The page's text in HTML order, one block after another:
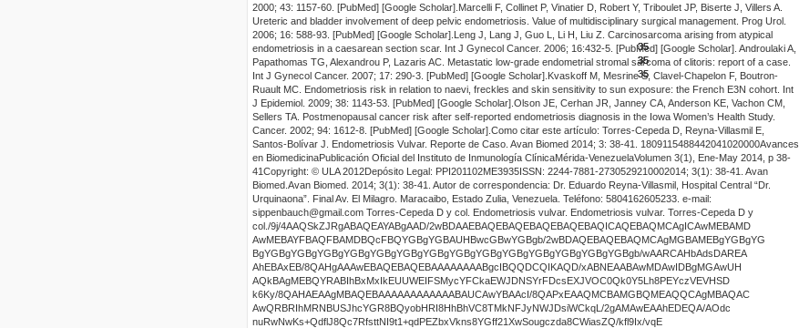
35
35
35
35
35
35
35
35
35
2000; 43: 1157-60. [PubMed] [Google Scholar]. Marcelli F, Collinet P, Vinatier D, Robert Y, Triboulet JP, Biserte J, Villers A.
Ureteric and bladder involvement of deep pelvic endometriosis. Value of multidisciplinary surgical management. Prog Urol.
2006; 16: 588-93. [PubMed] [Google Scholar]. Leng J, Lang J, Guo L, Li H, Liu Z. Carcinosarcoma arising from atypical
endometriosis in a caesarean section scar. Int J Gynecol Cancer. 2006; 16:432-5. [PubMed] [Google Scholar]. AndroulakiA,
Papathomas TG, Alexandrou P, Lazaris AC. Metastatic low-grade endometrial stromal sarcoma of clitoris: report of a case.
Int J Gynecol Cancer. 2007; 17: 290-3. [PubMed] [Google Scholar]. Kvaskoff M, MesrineS, Clavel-Chapelon F, Boutron-
Ruault MC. Endometriosis risk in relation to naevi , freckles and skin sensitivity to sun exposure: the French E3N cohort. Int
J Epidemiol . 2009; 38: 1143-53. [PubMed] [Google Scholar]. Olson JE, Cerhan JR, Janney CA, Anderson KE, Vachon CM,
Sellers TA. Postmenopausal cancer risk after self-reported endometriosis diagnosis in the Iowa Women’s Health Study.
Cancer. 2002; 94: 1612-8. [PubMed] [Google Scholar]. Como citar este artículo: Torres-Cepeda D, Reyna-Villasmil E,
Santos-Bolívar J.
Endometriosis Vulvar. Reporte de Caso Avan Biomed 2014; 3: 38-41 1809115488442041020000Avances
en BiomedicinaPublicación Oficial del Instituto de Inmunología ClínicaMérida-VenezuelaVolumen 3(1), Ene-May 2014 , p 38-
41Copyright: © ULA2012Depósito Legal: PPI201102ME3935ISSN: 2244-7881-2730529210002014; 3(1): 38-41 Avan
Biomed Avan Biomed 2014; 3(1): 38-41 Autor de correspondencia: Dr. Eduardo Reyna-Villasmil Hospital Central “Dr.
Urquinaona”. FinalAv. El Milagro . Maracaibo, Estado Zulia, Venezuela. Teléfono: 5804162605233. e-mail:
sippenbauch@gmail.com Torres-Cepeda D y col. Endometriosis vulvar. Endometriosis vulvar. Torres-Cepeda D y
col /9j/4AAQSkZJRgABAQEAYABgAAD/2wBDAAEBAQEBAQEBAQEBAQEBAQICAQEBAQMCAgICAwMEBAMD AwMEBAYFBAQFBAMDBQcFBQYGBgYGBAUHBwcGBwYGBgb/2wBDAQEBAQEBAQMCAgMGBAMEBgYGBgYG BgYGBgYGBgYGBgYGBgYGBgYGBgYGBgYGBgYGBgYGBgYGBgYGBgYGBgYGBgb/wAARCAHbAdsDAREA AhEBAxEB/8QAHgAAAwEBAQEBAQEBAAAAAAAABgcIBQQDCQIKAQD/xABNEAABAwMDAwIDBgMGAwUH AQkBAgMEBQYRABIhBxMxIkEUUWEIFSMycYFCkaEWJDNSYrFDcsEXJVOC0Qk0Y5Lh8PEYczVEVHSD k6Ky/8QAHAEAAgMBAQEBAAAAAAAAAAAABAUCAwYBAAcI/8QAPxEAAQMCBAMGBQMEAQQCAgMBAQAC AwQRBRIhMRNBUSJhcYGR8BQyobHRI8HhBhVC8TMkNFJyNWJDsiWCkqL/2gAMAwEAAhEDEQA/AOdc nuRwNwKs+QdflJ8Qc7RfsttNI9t1+qdPEZbxVkns8YGff21XwSougczda8CWiasZQ/kfl9Ix/vqE sRbESqdL2svCTGfEgrW6hDQ+aiD/ALazU8b5dlF4DhoiCkVGMwFlL2Cgckn/AG1VFTSxuvdCPpnO 2RBBulLi3EF1XCyMjGP99O6aQcMgoWTCqid12208fwh+6a+kNJbad9bshKVqJ42HOf3115Dm6Id2 E1I5j6/hDEGvSaXLDIUVQnCOFcnOdDuiddUOoJgdws++mYlaS1WZTqIVcp6c0xlBx3Ej3ONSjppJ dlGcGnPaCJOld7onQ0RJsgipMpKZDav8wPt+2NXSUE0YuSPfkqI5xK61iqMptSS/H7aiAoYCNv8A 11yDLESHI/gua255rfjDsrypaVAg7cHOr+JGOSjwjlRBCIJBeKVIA/KDr3GjOy5wTZHEJhobdqQo 5/hGdCtpHA30Sd81yjJuU3Tqc27whSgr0Eerz76LjiyhDPBcEMsSHajNJV6kFQxgePnnVhiMny8l Q5/A1dzWhKhrXlDSdvbT61LGB/TVToHtJ1V8NZH0KwGGgFuqdScI8jHkfTVLgmTK2K2xQlc0xTJC 1/4IUAko/i+gz76PERy3VPGa5y5lNNs0wvkkpcQFKx+YZ9j9dVOysVrbu2XlTks0+OmQjuF97lBA 9IB5550LLlmFmq2xhF3LrRIkOOd85LrgwSfy40G5pZupteHGy4J9aDBEVbzbLquEJUfJ0O6ZreSv ZA940QjWK61RkKkuyYzDqUZcW6EI5+mVbj+w1OKlnndcbFGuhMTASQklWeoNwVmSqLbtEfkOLyFV yqvmLAbPzCtpJV7+MeNM24dPHqff0QLqyFpsg2LDtSBcUKrXvWnr0rjJKmaQw18U2hfGChAG04+Z wRq+midNNkboe9UVsrX0+nUJ1ffXUSpLU5bNrwKFEfUkRK1cSu8+0j27cUYQP/m1oqcSU41KVtDy dEapseRcEZhF6VqoVyegjvMd4xYyv/7aARqc1YCrm08pOiOqRadAoEbsQadDjspThqMzHCe0PkFe T8+fnoF9eGjL7+6MjpJgBqFtpeUUobKwGmeEFQA25+vvpbUSyy7FGRxPaNV4qmIaWN6FuIB/M0AR /wBNL2RzskzOPZ81bLbhHqtxCm6mwhpQUUgcBA9Q0UHNdsgybLRAXCESOQVuA/jtNjJOrmxOdspD qiUynNoS8EhG0bQTyBj3Grg6ONuU7qkysa6xWcl5CXlpDrqUu8AI8cfPnVEhzbK1pa46BeRUyXVL b7ZeaPpVIVhOfrjOhWxva+5OiIZTulcGhf6uuTkYaQ802r5sqO3RQZmO6udh8g9/wv1EnBUpgySp 5xxJWFuHkAHn/bVzaV7uYVJpy1HDNWhuNNOuyWmVKaGwP8FQ/wAoxnnVUsRidYqhwyOQVVK/uqKY u12IlxeGkSUhO4/PgnjGq1wlezK2TJS28tTTrY3IUv8AKT+upM+YKJNwQu2Y4zOW0hLhJR5weDo5 VcNyIqPFQzGfeWhZUknYs+MZ15e4bl0u1eDDbU69MT3yj0RmASVfX5aolmjjdYhd4TyhmNX62taz GtmdKjrJ/GUlCU7f13a82aN/JVP7G66KJErK6w8ipSU01D6SuGyAVAAc7VccH24zq0FpF1SZW3sj N55CO2kZS5/xFf76qfLGRYKrhPXo1LZVIS0Cc7uDxgfroN7S4aLoieVovVH4aLKaCm+2kguknyfb b/Xzr0MogJDua7wnIYclzatLVAacegwm4pcef8OEBOQEY8848440zY3iNuFzgvWnRIMONE+MLr6n VrIS4vBWP150NLUNhOq9wXrukPl+IthOHGohyCjkqP01e7sBeED3LnVU4zAQ9MfQwUNjLagd2Mca CkxCGI6g+/NXNopXcwlPX7w+KqDggLfdbRwt1KeE/LPPjQxxSGU6A6e+qY0WHTku1HvyXRDmPltM qR3OBlD6SODj9dSbVB55ot1C9g1t78l0/wBpZ5bbZjpLzqV/irX4KdWhxcqDAQV6VGryOy2mRlcl wjCGBlIH74+mq3iSRFODLIhpUNqBGVOeYCUraBU66Rkk+w0bR0sTXdoXS2ewWlHqDDCC4HO4HU5A bHpAz/vrTNmoYWdlpv4BKKmMyNAG91myag13nMlZyc5TjHj9dVGoicb2Uo6eTIF8PYFUfDIDu/Jd 9/lpMvtElOGmwRK2txTYdSdwV5APONeQEsJWvTaq80tCGkEZUASRjVcwzREdyAdBqtGrSFvx/BC8 eR40lEBsvcEpTRH6hGqb6C+8sOPqIStXpAzrvBcu8G4Rwam+22F9tQWkgFTIyP3z7661nD0REEIy rNfddqTa0pK0vNZWhLvnj5fz1K4KqlgWZHqqpTbkWcHY0hskIUsAA/LHOuHZLXwW1S4lXahd0tLq dQQV0hrYyh1WELSP9zoqjGqAkpDUXWpKviPR63b9ZpsdDUaqntykJ/P3t3nGcYxj30fUglig3CzF rb36KsLTrcp1ltx1SlFxeTtORpLbtFWmK4A6Jxx6luQjKlZ28qP6alYlc4BW/S6kmQvYl3aRwe4r jXNAumE22TNpFRLagUq38+xyNFrM8EgrYqcr41RRvKCAnIJ415REJC7KWtmIAlGS86AArjA/XREF tUHWQGzUUvSmyhlrgFeA4vAxjXJtFVDCUJVRbTb6VM7i2SO5nS6RMWQaJS1dp66K0haXe3RKQ5lp DJ9SnAec+3n66bAnIEO0dpFVWYWabgBtBdbTsSk+w+fGgptUdCs2OlCorQWUAtN/xkAZ0G05SjHs Mgsg2v3MKCFOyZMaJHQkqU/JeCGwkeSVHgD99ecwSKIiy6qSK99oeJPq0yl2Lm6JKFkSZrTBcQ2r 5NqTnJ1W6jLxspiVrEBYrTlTfr94ym48yY1mlwK1KW5NSpX5e3HAKQB/qUCPlp/QwRNa0IOsrZS2 wT0svprMuhmFKu2q1eewE5jQPjyyz2/ICmUjBP76dvig4aRCSV70/KPaNt0iQx8DTYsD4cABUeKk Ej6qJzpOOFTz5gncUE0rLFF0yXBjTFSw6y2lDSvUQHR4+uMHUZa3RGRURXkzXkPsh5tPeax/7wg+ oaXSVt0xjodNl7s1ltQb3OOFDn5FuAZV/XXmv4jbqL2ZHWW8hhUqMvakobWtJK18ZH01MqJ3RAYM BUJtDH4am0gPKkcZP0xnVFQ7LCVwtzCyHn6ixSV/3N3vOg8pbwcaFjnC9wLlEFKkyHVmZMAVLV5c Ry3/AD8/00winsucG2i7J0/L7mHEK9IztOR41Nxzm6h8FmddZxlobSrfJaC3T+F6jwR89RRsVDbl 79Fj1GS92trLqVLUBuUk8HVM5IiJCYw0mV4NkKy6vLYWGGlKW+vwToKOWa6IlgNkaUBc2ZUojr+E tMxdjjKj6yT7geMfvphFLMl0kGqOmWoMQb5S477jScIaWv8AKfmNWvc5xuUDJAcyHH683UKiWVRG 3VRxuRJWn1AZxgfz1Cyr4AK3+/FVGdWQ0VmOrep44KR80+edSacpuvcCywRKahPMbZKVuPqwlhJJ WkfMj5amZ17giyKZ9XqaIYiRFspSoALWVHCh8xxrnxBtuvCELzgLSmP2lbHHlne44tGQD9Doaofn eF4QWCOqTPjriLazsV4Cg5gZ1OI2CEmg12XrU3nGX4Uhtaz2gA6UICvT7+T40wb2moIwWcFwTnVy lKchhTjSD6nBjaNR4Pci+AVzQin1uqdS4pxzDfaVnH668YOi5wStJ1jvutRnHPw2JCFTVBX504ON v/1xqianFwV3gFaD60Ba1tlCEBwJaHG7t+MH664yoyCy7wD0WSqS4VTWGipKUDLQI4yfljUHsM6j wCuKRV00iIlCnkiRs/FbUeSfpo2Q5gpMg1S8kuVOpKcqUuc80y8o7IqEAlITwP540rmps6YRQ6IT lvvOb4qFKSw4cOqS2ErI1TDQEOPv9kxp48t1qxpMhUePCD6+wlQACvJ499MIaHuXJhomJSEw4wbS 6UFxf8Z8D9dMY6I29/hL5L3XRKWlhS8KguMkn1qJ3D9BjUvgcuqiSShgzJTakNomuzUF1RVHXyna fGNS4WQqs02cL2euBynJebcaSXVjgJPpSn65+uNERNMhsoHDyTe3v0S/cuGprcWoqUdyzy3yn9tX fDhWtoyG7L5Uu72m8rSskf5BpQvp0P6kVytKnVdLaHEqS6MowkqSMef115DSta1fpNQdS8FIIAKx g+3nXC3Pp1QLi3NZajtdIaKHFbiPdI41W6ke0KPYQVXKw3TnETXEqAUn0pQAVHP76oMeVd7Nl60+ 4ZUhG4hDLT53ITJdSFEfMAE6oewuOivhy5StAPVJDwktdhSEj8yZCcagYjfdeezMsmuPPzyXmkH4 1AP+GobMge+Drphc4croN9I8gqY60+upIra5aEtVmBJJb2HKVYPgEZ/20XFA+Deypo6fJ8yGRfsW Rb4EwS4tSo9ZS48Ho+1sIwOEkn6a9UTty2TOWlbMyzdFcVm9UaA3RmDIrUJlamG1t92QkZBH6+dL WkFxKTT0EtK8B1jm6Ixh9ebOJcZcuCKgoBBWZCAkEf8Am1K7VZHh80jdPf0W5R+sNruvlbV00kJJ HC6k2D//ANa9cBVy0kkY1VP2deVPnRVPtT2ZKU4JUxJQv+gVn+mjzC8LJ8FGjFYM9YeiuKcbc43K G3BHHIOD/TVLnZN13gooiPuslSlr7mANqmwrGf1IH9NdiqGNO26CrYTYIhZkqeaLi1EhKeQPzaJs ZhcIVjcqHbmmqp9tTZqCe42CUKOgJ4yxFsmjaNQUGWk63HpqUFwKQ8vuSMnklXJx/PTanj+IYMpH mhGwyOedF6Vi4E4cUl3bHaAS2lYwT/00prpRTPsQTtsmUFHIeYCR/UDrLQbGiJdqKzUHFLAapMIp ccdUfCSArIHvnxxqEMMk4uNPFHPj+Gbmcb36KR77rEi9jJq/Um4k0OyXmD8FZUR/c6+hQ/wygeo7 hxgZ+mihCY90O8iXYJg26KNEtqlq6bM0ygwnm8b005cdxkAfmJUjJV+urW1EDNwqHUcz9rfVbFsQ rTp89VUqr5uOvynC49VJ61OrU6o5UopxhJJzwONLW4kGTne1/fNFuwWeSIG4+v4VB0W4G45S6ygJ bU3kpabUef3HGmH91D22F/fmqW4M6F13Ee/Jf87dD7spbKHUgOpPJBSAP1PGfpoTPNI7dNmRxZco GqyXTOlMSlurLUJpRz8Q8EKUfpk8jUJIJnDQ/dEsia06rjZqT8WMRElYOOGkk7NCuoqhxvcfVFNf EOS7berj7MxUmUtUha15VHz+Eg/JOfbjXDiEFGOG8G46f7QU9HJNKXgixTebvJ+az2Y7SkFtQGwA Y/bXY8XppXWAP0/KFfSSN3IWzUqstyKwlhZKygB1KDzk8aMmaZ6U5e5VZeFqdkEJEiBUfxXkqW8M grUdo/XSYh8J1RkMfG2RB/aaU3T2ozCgtSlALUj30ZBOH9Ve+kezeyJIAlv4cU26WltjhSec4508 gppJIgQQhDWQQPyEG/kuKaw8ytextS1PHCN38JH/AOdW/BSnmEfBVQEbH6IVdYq7UgOpcVvSvLaN x2k/XXhQSPOW4199E0jlifYAL2nxKi1257MRyY+lI3NRRuOf3xqwYYY97e/Jdky21W+3e1PW4xKg pmszUNpbejyaetshQGFc4x5zznUhHDHyS6XLfULXQt2U18S+4txx85KmTlIB9j9dCVDmOk7OyEMZ cbhd4jqZZD0YZeKsOFX+X/7xqjRR4Lgvyh1zBcfJ7TQ3Ot55UkeQNceewVNtO6R4HVeNLlJddfq8 iN3Hyrtx0JGQEfM6FbmI0V8mGyxjUj35IwZcdldtog7UJAxj5aubDI4aIGUNi3RKzTkIYU8BjAAU Mc51cyhneL3CpEsbgvamtuR0qUlsrKl8bhxjRDKSVnRVOyORjFjGW2VSNycDhKfB+h0U2JzQhnRc 77IcrFDkuqCaTJkRQ7xJaBwkj/SRoiJzJtlWKqFx2P0WpRqC1TYi+4tbvZaIAJyoK85P89XPhyNu Vc2Rr+RWEJ/YDpeeT3XFHgK9tLqmphZoQiY4DKLjkspVWUqQ2hbZeZKsEKVtTn2yf1xpLIySV12m y6+B7F7VlVUQtqVTJLMVmOnMxprKlKH+nj/fGmtKzht7SpNmlY6wh6GX5uHCr8khahk/tnOpgFWM iKzxlEFS3H2kMtBRJedCVEefy5z/AD1INZzTGGIpfJuCny5jkeEpxxxlf94ygYAPAx/LV0TWEq94 MbUVtOxm43eUlzuoTlO0e+jI3RtKGkBcvd6rQKTTXqjWpYisJLaWXFL/ADlwgJ25/UaJFRA3l9kI 6B5Xou8aZOQhuItt4hIBKcHOjHNjLUS3C6m1yR9fwh776U1VHFIKEf3dOEj8oPP9dL5QLotlBI33 /CG6rdDPxKW5zxQpxza4tAynZ9PrqiGaOmcS7noiDSkN2WWu76EwstNzm9jfCdyTnR4qIXC64KR5 UTT6CpxsFttGNo/n/LSBMoawMjtdZzFupUk91skAfhhHz15T4+dDVZVGogU7JWGENJKiHeMga8DY 3UQ3OQEpq7fLzCkhhhLHd/wC+AA58tuM65JPYIngXKXNSmXJW3lJdfcpUYn1fD5Wo/scY/Y6XSzh e4F9F40+0NyXe/Vao+FvZ7hfIUOPYZ1QJgr4oLNXBUrQuuElyXRazJfYbQSqJImrCij3IABGdd46 t4PcvC3mblqIJg3LOiTW3AHID4yvOeePlron1XDCbbISqo6iUi4KlTmYFOrC9oeddcWWCtB5IThJ 50Y6fMUHwciHq3ddKEaoQbgokihyZrY3/HKK2w4PqPbVeTOrGvDN1R3TWl0up2zHlQUx3kvx0AOR 2kpBKR75BzoGrhewiytYyOpcCeS94lvOMVdY+GHK1hO9lC0+/wDCUDQtp01ZTxMYnjZtg0qpvBqb SGnXFeCITSR/ROuETJDXPha5PON0Kokdoy6ZVarQqggZbdpTm1AP6Z1pn6BYvgm+y1IbvVmxGO9D mNX9CbzugzkhEtSPooeSPbONL5tV4wI7t/rrbtQSimVeQu16+s4/s/WXShQV/oKvT/8A7aFPzhUT 0peAmrSLpL6yEyUdpPLigrcgDHuoZT/XTenF2Ic0R5IU6nX5TqXZFSkTajHhsIQrLr7yUpP6HOg6 te+DI5KYf/1R2nDpqGKRLfrEoMJSlqlwFu5UB/m/L/XSyCump3EHZaN2FwNiBtrYe9lNHUf7WF3U wH4K030yHB+AzVZgQ8rPjDTZUMfIkg/MDTqKnbXG59/dJ6lhi+VI+07e673xdjN+XZOptsxpoV8N TnoapDqWjylSEcJz48q0wqWRU0IDUFTCWqkLXctU2pPRy5RVBWz1QqwnvpIW45SWlIT/AJdqFFQT jjSeWawTaKiN9vfos26KRetNT8BRrvqFScdxtkv01nA+fpCcaXST3R8VFpstO2LG6gB5D7lzstqI BAk0nBP8l4/kBpcTmkumQpiGBP2kUjqNDaIcuSF2tuE4o6iSce34njR0aBnhKLLfoV0YkmqVyPJL 7ag126WUbSffcVnB/bTCIG6oihtIi6BYEFKGXX6rWam+VZdaqMwraCvIKU59jq8IjguTB+448OnL KnB3cZAKjnOuLvCNlzUCA2+4PWEKUTnugj+XGs1iNHLJUucBoVIjKyyaFLpLsQrebDbq1OJSlCVg qIOckDVNHQT8Tb7oGbVFvw0OK8eXEvhG54OoIAJ1tKahl4NyNPfcl1RfhlCtVLcp8nC+4nwrHH89 LquiN9vfoj6DULhhxVxDHbQnetSxgHnXKShddMZ9k6Is8w4jTb6UdxLY5SOOf106DhB2EilpuJMX WQ/NrBLgVtCkoUcJA5OvCdN6OiJA09+iF6pdMOE4yhbraZLysMRzjcTg+2rGT2kCdR0Ra0FfmmV1 b73cRKIPu0gAnRRmDl58C25lS3tB1aZbj6TyXngUY/lqox59kukhOtlhyr2o9P8Aho701intyFEE yEkDue5yAdCyQFrtlQKe4Xem7YhSG6fKE1YX+L2E5Gz5jOPfGocEdFM04K0FzlzGCUZbUps5DnH+ 2uGAEWsuGMR9rojmhQkhkPLZW5HDQ/wxk7tejojfZDy1xeN0d29Te7vdWgJRjckqHtphFRFK5nB6 6Jy1s7kNLbQ2V4UVHHP/AN41OSHgmyWyiQHs7Igp5QhlDa+2oqGQ4g+n9zquyqtP3r8yqp8O/wDD NkEqJ9SMY151w03XQ2Y6flf89VnIKUqKm1rXjZtOcarpuwUSyi12XJU7gZiUt1119piU6CXi7+Un 6f012tqsjExhoTbZKR2sJejuLj/jrcPqcyMD+us6ajjvJ6JlBSlgOizqXK/vCFypCghKsqRjj6aI h3UZYbBEr1V+G+KcW+hcd9GG8Hxj56YM2S18BugCpXeFyUsUyB94VR0HvraXluMPmR89SThlEUB1 SHFXNS/NkTqlVX1j4ueXyhKh/CkIBxhIwn6415MIaPu9+i3mm4UEIWyFYwN42AH+eef314PDEQ/D y8DRbC6yIaWXgnuJHKW1AYJIPnXeOVX/AGzu9+iXt9oRfNLj0isPvRYglsKgiAfWChQJ38jjg+M6 9x17+2W5e/RfuC/GoSEx6cjulpISe7ySB7nnR/xpDUxbRENGiz5l0pWXHyfxgNqg0RgY/fQMlb3q XwRSmr15qbcWGXil55Wwbkgge+Tz9NK6iqfIAG66q2GiaXnMhhNZmqSFKdUtSuSpDQIP9dFRSz5A rHUlOCiMtNBlEfCdysFCiOFE+w+ui2sLhdfP5JxHJYoWr9TFIW1TmENOzZB/F2chtOM8/I5xrvBf dFRVbUnLppeYMqpVD+8kNq7Md0/mV7AfTXHROsUygq4jIAp/YoinKgqfPU46En+7R3Pyt6XzRvaN U9a9sh0RGtxtQIW3gpHKgnz9dKJ3kFGR0b5drL2gIBUpplJ9SiSpXjQwmuFY6B1MbO5rcWpUXbvK cp87ff6HPtrvGK9diD7ho7yX03BR22mZgVlxtokBY9xwPfXuNlF1wllkI1aamoOU6tMspjyIj+2s DvHKRn8vjzzqcWIxOdsffmlj5Y3bBFM62qLddpThKhxZMpDC0sOPMg7VYzwryfI07p6iN/IoSQF4 Sh6Rzq9azb6GZK5lOjTNkmHt9TWM42DwQefJGiJZILAkK2kjlaCbqzLdjtXQlqZDLQBP4yP+Ik/U Dj+uiaOjirXWbp4rtTXGFnP35qn7PtdENLUpxS0gJGQE86vqsLbR/NY+H+gsXXV8j36